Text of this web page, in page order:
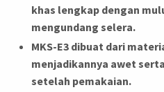
khas lengkap dengan
mengundang selera.
MKS-E3 dibuat dari
menjadikannya awet
setelah pemakaian.